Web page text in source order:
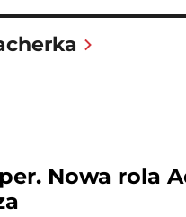
Nowa rola